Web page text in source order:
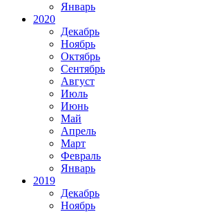
Январь
2020
Декабрь
Ноябрь
Октябрь
Сентябрь
Август
Июль
Июнь
Май
Апрель
Март
Февраль
Январь
2019
Декабрь
Ноябрь